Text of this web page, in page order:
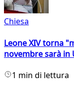
Chiesa
Leone XIV torna
novembre sarà in
1 min di lettura